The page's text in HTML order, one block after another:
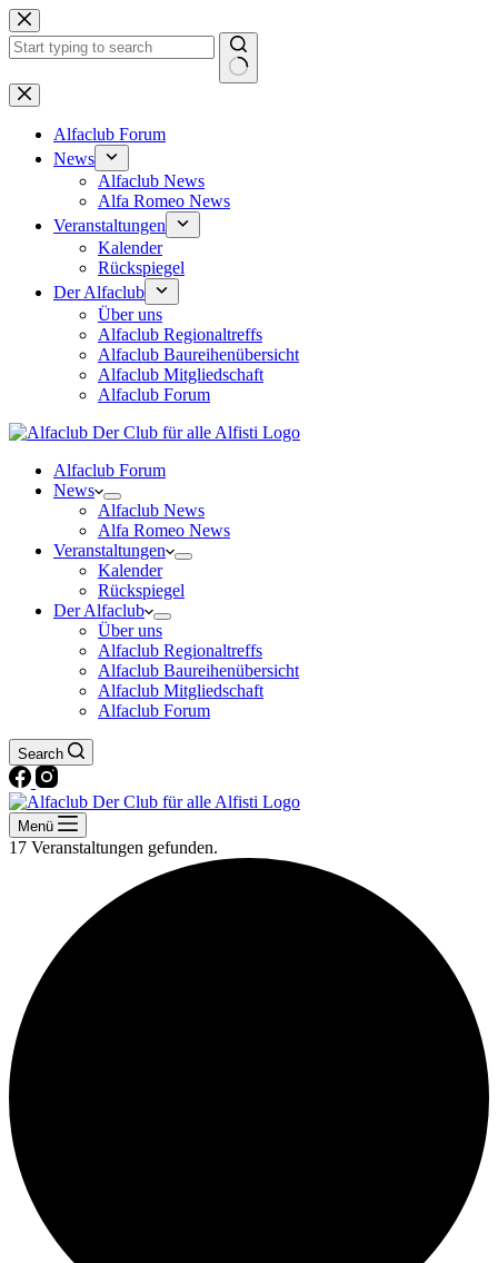
Zum
Inhalt
springen
Keine
Ergebnisse
Alfaclub Forum
News
Alfaclub News
Alfa Romeo News
Veranstaltungen
Kalender
Rückspiegel
Der Alfaclub
Über uns
Alfaclub Regionaltreffs
Alfaclub Baureihenübersicht
Alfaclub Mitgliedschaft
Alfaclub Forum
Alfaclub Forum
News
Alfaclub News
Alfa Romeo News
Veranstaltungen
Kalender
Rückspiegel
Der Alfaclub
Über uns
Alfaclub Regionaltreffs
Alfaclub Baureihenübersicht
Alfaclub Mitgliedschaft
Alfaclub Forum
Search
Menü
17 Veranstaltungen gefunden.